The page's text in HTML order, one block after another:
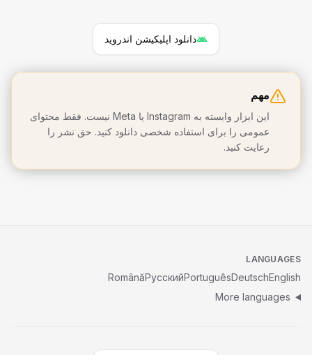
دانلود اپلیکیشن اندروید
مهم
این ابزار وابسته به Instagram یا Meta نیست. فقط محتوای
عمومی را برای استفاده شخصی دانلود کنید. حق نشر را
رعایت کنید.
LANGUAGES
English
Deutsch
Português
Русский
Română
More languages